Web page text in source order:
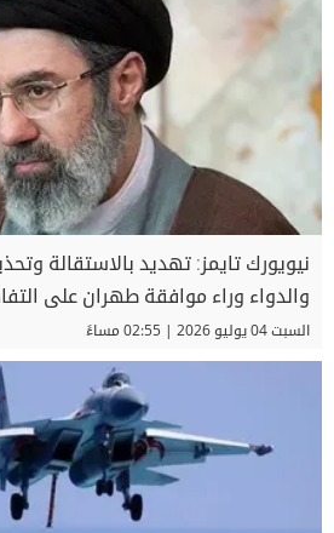
نيويورك تايمز: تهديد بالاستقالة
والدواء وراء موافقة طهران على
السبت 04 يوليو 2026 | 02:55 مساءً